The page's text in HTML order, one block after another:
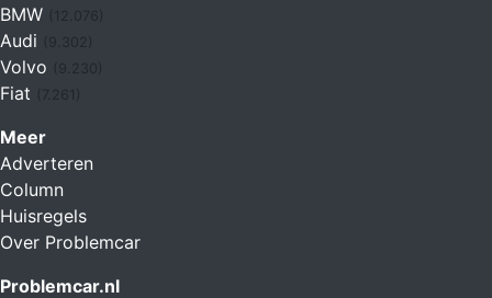
BMW (12.076)
Audi
Volvo
Fiat (7.261)
Meer
Adverteren
Column
Huisregels
Over Problemcar
Problemcar.nl